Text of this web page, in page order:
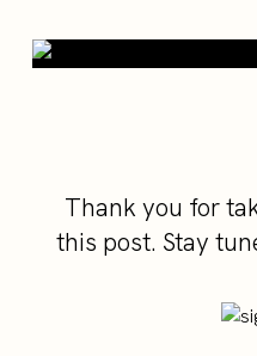
Thank you for
this post. Stay